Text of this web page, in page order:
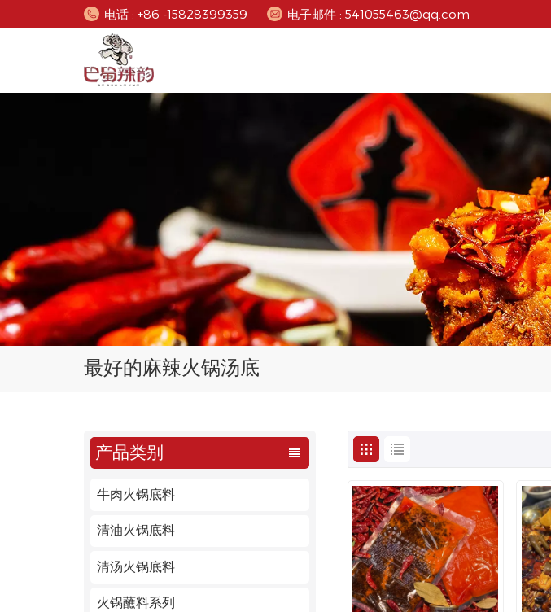
电话 : +86 -15828399359 电子邮件 : 541055463@qq.com
最好的麻辣火锅汤底
产品类别
牛肉火锅底料
清油火锅底料
清汤火锅底料
火锅蘸料系列